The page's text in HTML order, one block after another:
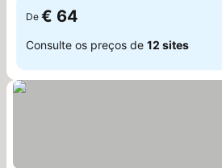
De € 64
Consulte os preços de 12 sites